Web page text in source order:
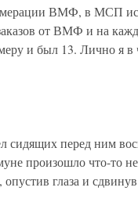
ВМФ, в МСП
от ВМФ и на
и был 13. Лично я в
сидящих перед ним
произошло что-то
глаза и